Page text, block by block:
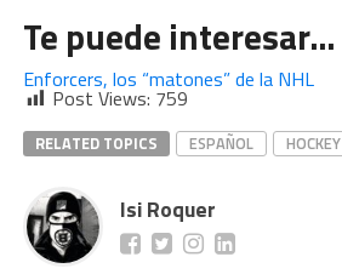
Te puede interesar…
Enforcers, los “matones” de la NHL
Post Views: 759
RELATED TOPICS ESPAÑOL HOCKEY
Isi Roquer